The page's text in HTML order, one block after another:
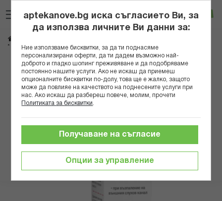
към
съдържанието
Вход
* АКУСТИВУМ АКУТ СПРЕЙ ЗА УШИ 20МЛ
Преминете
края
aptekanove.bg иска съгласието Ви, за
да използва личните Ви данни за:
Ние използваме бисквитки, за да ти поднасяме
персонализирани оферти, да ти дадем възможно най-
доброто и гладко шопинг преживяване и да подобряваме
постоянно нашите услуги. Ако не искаш да приемеш
опционалните бисквитки по-долу, това ще е жалко, защото
може да повлияе на качеството на поднесените услуги при
нас. Ако искаш да разбереш повече, молим, прочети
Политиката за бисквитки
Опции за управление
Получаване на съгласие